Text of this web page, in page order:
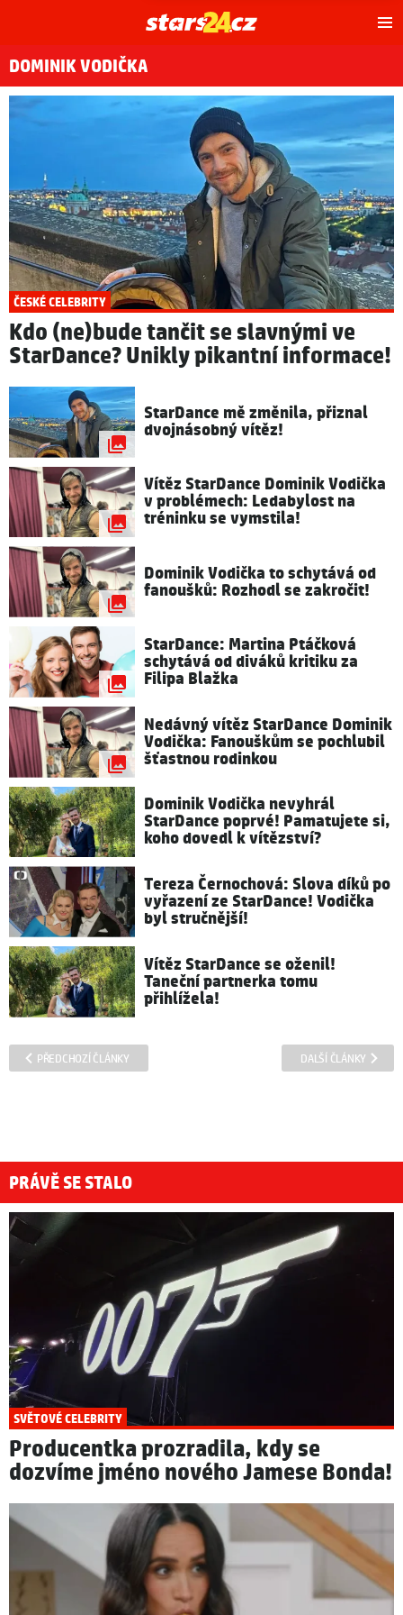
DOMINIK VODIČKA
ČESKÉ CELEBRITY
Kdo (ne)bude tančit se slavnými ve
StarDance? Unikly pikantní informace!
StarDance mě změnila, přiznal
dvojnásobný vítěz!
Vítěz StarDance Dominik Vodička
v problémech: Ledabylost na
tréninku se vymstila!
Dominik Vodička to schytává od
fanoušků: Rozhodl se zakročit!
StarDance: Martina Ptáčková
schytává od diváků kritiku za
Filipa Blažka
Nedávný vítěz StarDance Dominik
Vodička: Fanouškům se pochlubil
šťastnou rodinkou
Dominik Vodička nevyhrál
StarDance poprvé! Pamatujete si,
koho dovedl k vítězství?
Tereza Černochová: Slova díků po
vyřazení ze StarDance! Vodička
byl stručnější!
Vítěz StarDance se oženil!
Taneční partnerka tomu
přihlížela!
PŘEDCHOZÍ ČLÁNKY DALŠÍ ČLÁNKY
PRÁVĚ SE STALO
SVĚTOVÉ CELEBRITY
Producentka prozradila, kdy se
dozvíme jméno nového Jamese Bonda!